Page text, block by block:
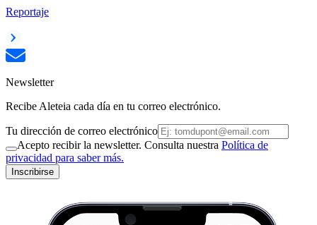
Reportaje
Newsletter
Recibe Aleteia cada día en tu correo electrónico.
Tu dirección de correo electrónico
Acepto recibir la newsletter. Consulta nuestra Política de
privacidad para saber más.
Inscribirse